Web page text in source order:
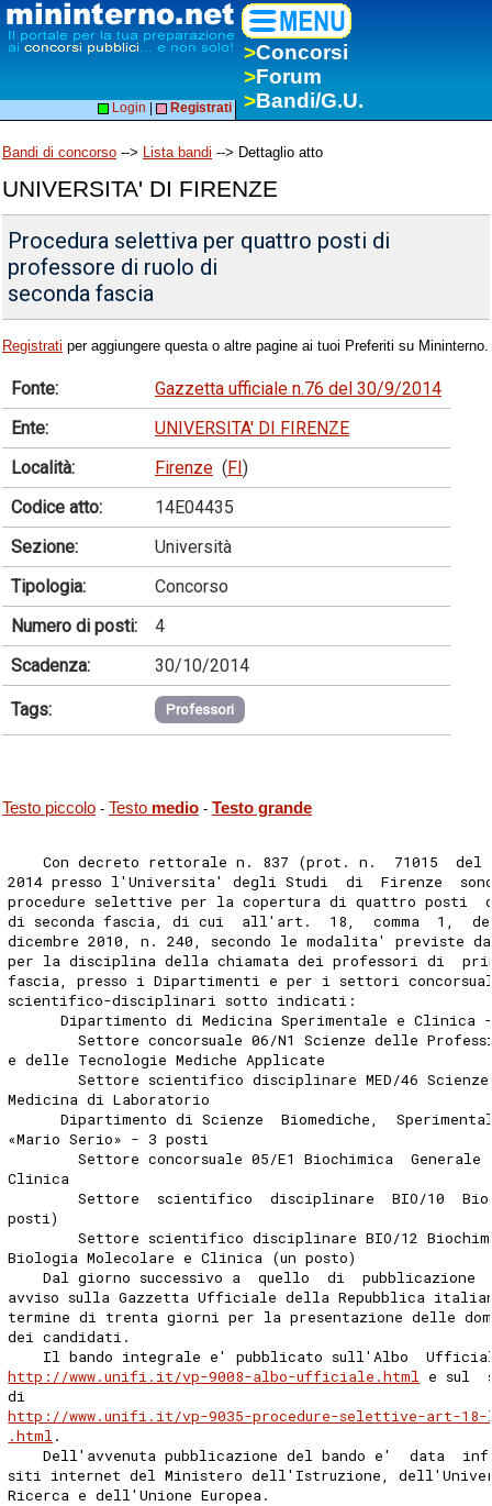
>Concorsi
>Forum
>Bandi/G.U.
Login Registrati
Bandi di concorso --> Lista bandi --> Dettaglio atto
UNIVERSITA' DI FIRENZE
Procedura selettiva per quattro posti di
professore di ruolo di
seconda fascia
Registrati per aggiungere questa o altre pagine ai tuoi Preferiti su Mininterno.
Fonte:
Gazzetta ufficiale n.76 del 30/9/2014
Ente:
UNIVERSITA' DI FIRENZE
Località:
Firenze (FI)
Codice atto:
14E04435
Sezione:
Università
Tipologia:
Concorso
Numero di posti:
4
Scadenza:
30/10/2014
Tags: Professori
Testo piccolo - Testo medio - Testo grande
Con decreto rettorale n. 837 (prot. n.  71015  del
2014 presso l'Universita' degli Studi  di  Firenze
procedure selettive per la copertura di quattro posti
di seconda fascia, di cui  all'art.  18,  comma  1,
dicembre 2010, n. 240, secondo le modalita' previste
per la disciplina della chiamata dei professori di
fascia, presso i Dipartimenti e per i settori
scientifico-disciplinari sotto indicati:
Dipartimento di Medicina Sperimentale e Clinica
Settore concorsuale 06/N1 Scienze delle
e delle Tecnologie Mediche Applicate
Settore scientifico disciplinare MED/46
Medicina di Laboratorio
Dipartimento di Scienze  Biomediche,
«Mario Serio» - 3 posti
Settore concorsuale 05/E1 Biochimica  Generale
Clinica
Settore  scientifico  disciplinare  BIO/10
posti)
Settore scientifico disciplinare BIO/12
Biologia Molecolare e Clinica (un posto)
Dal giorno successivo a  quello  di  pubblicazione
avviso sulla Gazzetta Ufficiale della Repubblica
termine di trenta giorni per la presentazione delle
dei candidati.
Il bando integrale e' pubblicato sull'Albo
http://www.unifi.it/vp-9008-albo-ufficiale.html
e sul
di
http://www.unifi.it/vp-9035-procedure-selettive-art-18-
.html .
Dell'avvenuta pubblicazione del bando e'  data
siti internet del Ministero dell'Istruzione,
Ricerca e dell'Unione Europea.